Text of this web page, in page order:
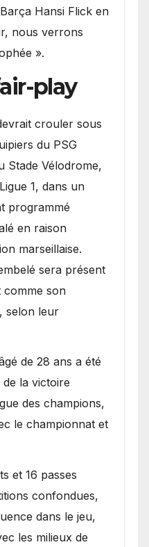
Hansi Flick en
nous verrons
».
play
crouler sous
du PSG
Stade Vélodrome,
1, dans un
programmé
en raison
marseillaise.
sera présent
son
selon leur
de 28 ans a été
de la victoire
des champions,
le championnat et
et 16 passes
confondues,
dans le jeu,
les milieux de